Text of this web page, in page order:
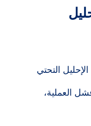
التحتي
العملية،